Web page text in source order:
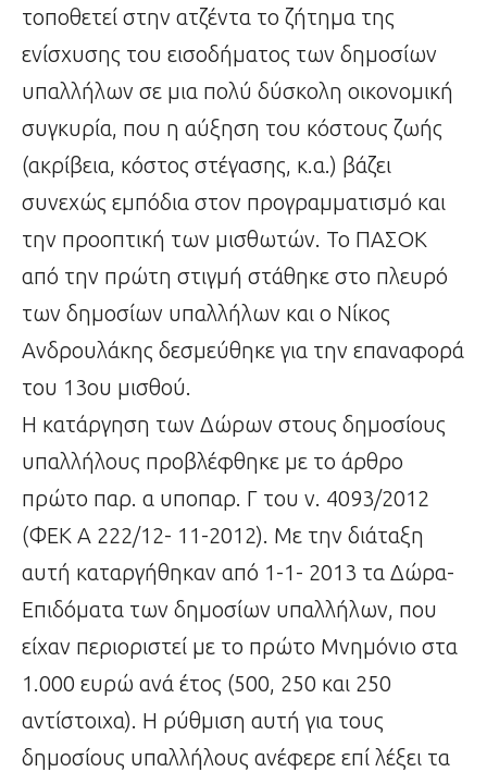
τοποθετεί στην ατζέντα το ζήτημα της
ενίσχυσης του εισοδήματος των δημοσίων
υπαλλήλων σε μια πολύ δύσκολη οικονομική
συγκυρία, που η αύξηση του κόστους ζωής
(ακρίβεια, κόστος στέγασης, κ.α.) βάζει
συνεχώς εμπόδια στον προγραμματισμό και
την προοπτική των μισθωτών. Το ΠΑΣΟΚ
από την πρώτη στιγμή στάθηκε στο πλευρό
των δημοσίων υπαλλήλων και ο Νίκος
Ανδρουλάκης δεσμεύθηκε για την επαναφορά
του 13ου μισθού.
Η κατάργηση των Δώρων στους δημοσίους
υπαλλήλους προβλέφθηκε με το άρθρο
πρώτο παρ. α υποπαρ. Γ του ν. 4093/2012
(ΦΕΚ Α 222/12- 11-2012). Με την διάταξη
αυτή καταργήθηκαν από 1-1- 2013 τα Δώρα-
Επιδόματα των δημοσίων υπαλλήλων, που
είχαν περιοριστεί με το πρώτο Μνημόνιο στα
1.000 ευρώ ανά έτος (500, 250 και 250
αντίστοιχα). Η ρύθμιση αυτή για τους
δημοσίους υπαλλήλους ανέφερε επί λέξει τα